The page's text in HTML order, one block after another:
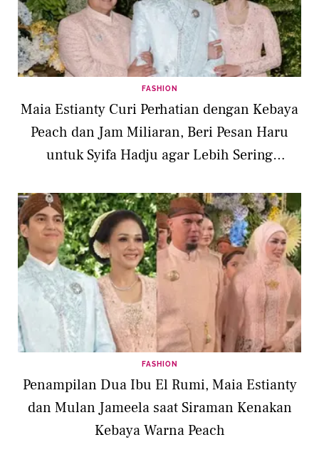
FASHION
Maia Estianty Curi Perhatian dengan Kebaya
Peach dan Jam Miliaran, Beri Pesan Haru
untuk Syifa Hadju agar Lebih Sering
FASHION
Penampilan Dua Ibu El Rumi, Maia Estianty
dan Mulan Jameela saat Siraman Kenakan
Kebaya Warna Peach